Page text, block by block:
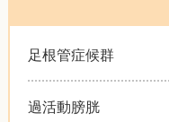
足根管症候群
過活動膀胱